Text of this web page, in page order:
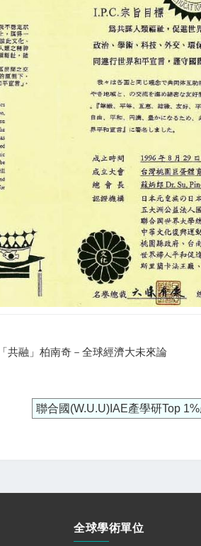
共融」柏南奇－全球經濟大未來論
聯合國(W.U.U)IAE產學研Top
全球學術單位